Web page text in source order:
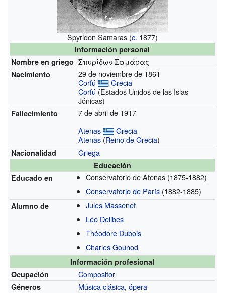
Spyridon Samaras (c. 1877)
Información personal
Nombre en griego Σπυρίδων Σαμάρας
Nacimiento
29 de noviembre de 1861
Corfú
Grecia
Corfú (Estados Unidos de las Islas
Jónicas)
Fallecimiento
7 de abril de 1917
Atenas
Grecia
Atenas (Reino de Grecia)
Nacionalidad Griega
Educación
Educado en
Conservatorio de Atenas (1875-1882)
Conservatorio de París (1882-1885)
Alumno de
Jules Massenet
Léo Delibes
Théodore Dubois
Charles Gounod
Información profesional
Ocupación
Compositor
Géneros Música clásica,ópera